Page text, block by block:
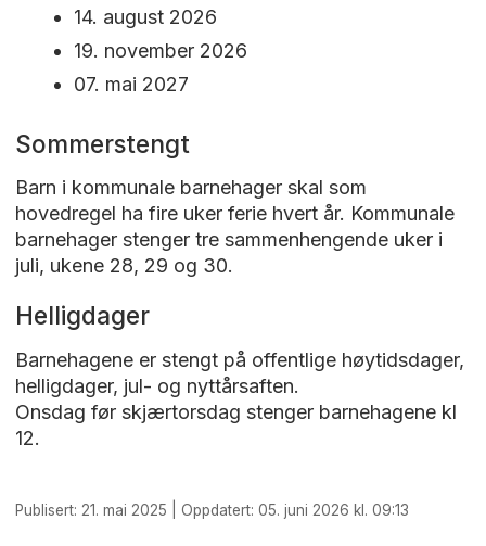
14. august 2026
19. november 2026
07. mai 2027
Sommerstengt
Barn i kommunale barnehager skal som
hovedregel ha fire uker ferie hvert år. Kommunale
barnehager stenger tre sammenhengende uker i
juli, ukene 28, 29 og 30.
Helligdager
Barnehagene er stengt på offentlige høytidsdager,
helligdager, jul- og nyttårsaften.
Onsdag før skjærtorsdag stenger barnehagene kl
12.
Publisert: 21. mai 2025 | Oppdatert: 05. juni 2026 kl. 09:13